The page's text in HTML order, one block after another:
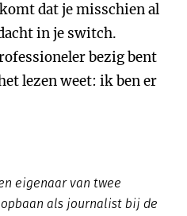
dat je misschien al
in je switch.
bezig bent
lezen weet: ik ben er
eigenaar van twee
als journalist bij de